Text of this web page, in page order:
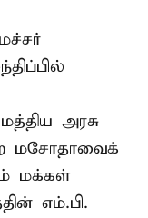
அரசு
மசோதாவைக்
மக்கள்
எம்.பி.